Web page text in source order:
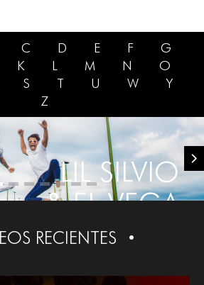
C D E F
G
K L M N
O
S T U W
Y
Z
LIL SILVIO
& EL VEGA
RECIENTES